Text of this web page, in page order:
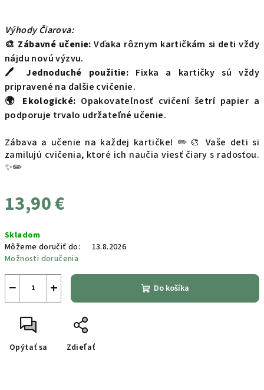
Výhody Čiarova:
🎨 Zábavné učenie: Vďaka rôznym kartičkám si deti vždy
nájdu novú výzvu.
🖊️ Jednoduché použitie: Fixka a kartičky sú vždy
pripravené na ďalšie cvičenie.
🌍 Ekologické: Opakovateľnosť cvičení šetrí papier a
podporuje trvalo udržateľné učenie.
Zábava a učenie na každej kartičke! ✏️🎨 Vaše deti si
zamilujú cvičenia, ktoré ich naučia viesť čiary s radosťou.
✨✏️
13,90 €
cena:
Skladom
Môžeme doručiť do:
13.8.2026
Možnosti doručenia
+
− Do košíka
Opýtať sa Zdieľať